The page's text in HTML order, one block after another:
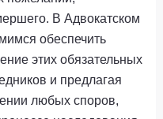
В Адвокатском
обеспечить
этих обязательных
и предлагая
любых споров,